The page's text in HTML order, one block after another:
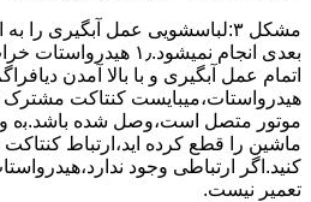
مشکل ۳:لباسشویی ﻋﻤﻞ آﺑﮕﯿﺮی را
ﺑﻌﺪی اﻧﺠﺎم نمیشود.۱٫
اﺗﻤﺎم عمل آﺑﮕﯿﺮی و ﺑﺎ ﺑﺎﻻ آﻣﺪن
ﻣﻮﺗﻮر ﻣﺘﺼﻞ اﺳﺖ،وﺻﻞ ﺷﺪه ﺑﺎﺷﺪ.ﺑه
ﻣﺎﺷﯿﻦ را ﻗﻄﻊ کرده اید،ارﺗﺒﺎط
کنید.اﮔﺮ ارﺗﺒﺎطی وجود
ﺗﻌﻤﯿﺮ نیست.